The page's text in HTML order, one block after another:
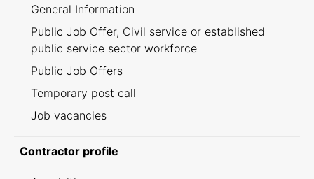
General Information
Public Job Offer, Civil service or established
public service sector workforce
Public Job Offers
Temporary post call
Job vacancies
Contractor profile